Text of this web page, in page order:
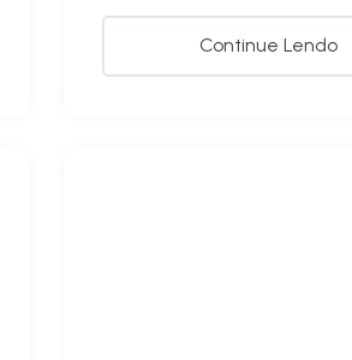
Continue Lendo